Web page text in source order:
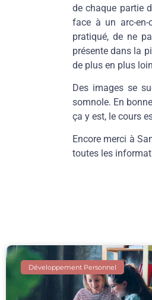
de chaque partie
face à un arc-en-
pratiqué, de ne
présente dans la
de plus en plus
Des images se
somnole. En
ça y est, le cours
Encore merci à
toutes les
Développement Personnel